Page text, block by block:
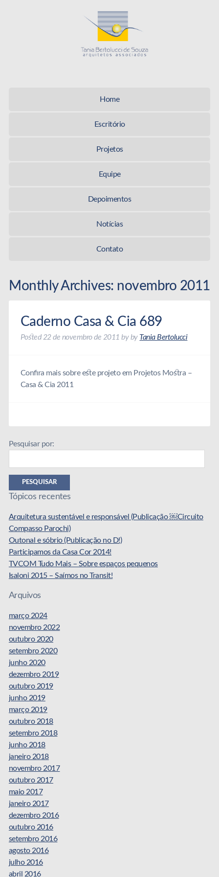
Home
Escritório
Projetos
Equipe
Depoimentos
Notícias
Contato
Monthly Archives: novembro 2011
Caderno Casa & Cia 689
Posted22 de novembro de 2011 byby Tania Bertolucci
Confira mais sobre este projeto em Projetos Mostra –
Casa & Cia 2011
Pesquisar por:
PESQUISAR
Tópicos recentes
Arquitetura sustentável e responsável (Publicação ￼Circuito
Compasso Parochi)
Outonal e sóbrio (Publicação no D!)
Participamos da Casa Cor 2014!
TVCOM Tudo Mais – Sobre espaços pequenos
Isaloni 2015 – Saímos no Transit!
Arquivos
março 2024
novembro 2022
outubro 2020
setembro 2020
junho 2020
dezembro 2019
outubro 2019
junho 2019
março 2019
outubro 2018
setembro 2018
junho 2018
janeiro 2018
novembro 2017
outubro 2017
maio 2017
janeiro 2017
dezembro 2016
outubro 2016
setembro 2016
agosto 2016
julho 2016
abril 2016